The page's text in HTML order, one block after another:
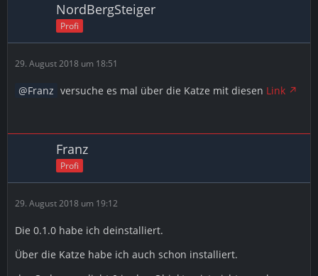
NordBergSteiger
Profi
29. August 2018 um 18:51
Franz versuche es mal über die Katze mit diesen Link
Franz
Profi
29. August 2018 um 19:12
Die 0.1.0 habe ich deinstalliert.
Über die Katze habe ich auch schon installiert.